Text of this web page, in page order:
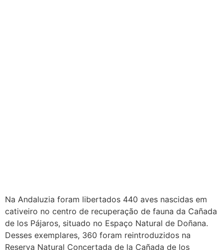
Na Andaluzia foram libertados 440 aves nascidas em
cativeiro no centro de recuperação de fauna da Cañada
de los Pájaros, situado no Espaço Natural de Doñana.
Desses exemplares, 360 foram reintroduzidos na
Reserva Natural Concertada de la Cañada de los